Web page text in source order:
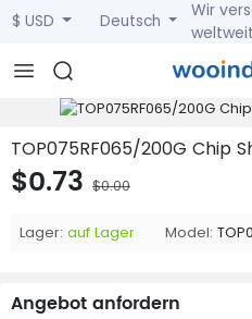
$ USD Deutsch
Wir
TOP075RF065/200G Chip
$0.73 $0.00
Lager: auf Lager Model:
Angebot anfordern